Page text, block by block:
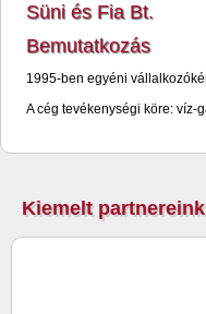
Süni és Fia Bt.
Bemutatkozás
1995-ben egyéni
A cég tevékenységi köre: víz-
Kiemelt partnereink